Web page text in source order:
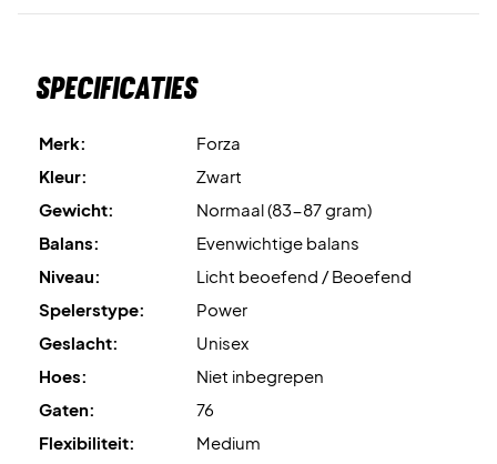
Specificaties
Merk:
Forza
Kleur:
Zwart
Gewicht:
Normaal (83-87 gram)
Balans:
Evenwichtige balans
Niveau:
Licht beoefend / Beoefend
Spelerstype:
Power
Geslacht:
Unisex
Hoes:
Niet inbegrepen
Gaten:
76
Flexibiliteit:
Medium